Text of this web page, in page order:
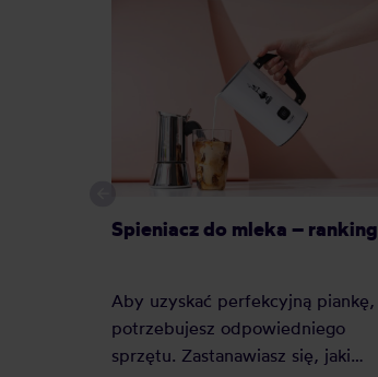
Spieniacz do mleka – ranking
Aby uzyskać perfekcyjną piankę,
potrzebujesz odpowiedniego
sprzętu. Zastanawiasz się, jaki